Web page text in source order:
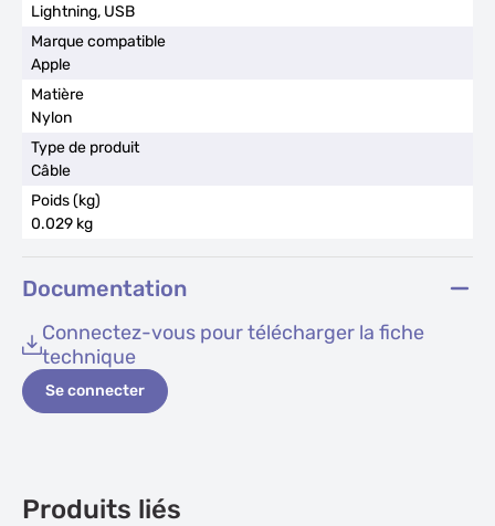
Lightning, USB
Apple
Nylon
Câble
0.029 kg
Documentation
Connectez-vous pour télécharger la fiche
technique
Se connecter
Produits liés